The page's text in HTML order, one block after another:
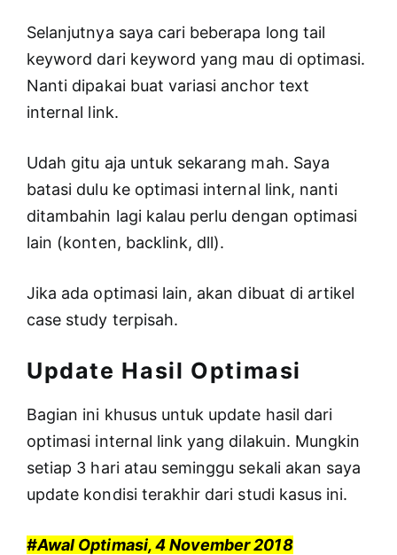
Selanjutnya saya cari beberapa long tail
keyword dari keyword yang mau di optimasi.
Nanti dipakai buat variasi anchor text
internal link.
Udah gitu aja untuk sekarang mah. Saya
batasi dulu ke optimasi internal link, nanti
ditambahin lagi kalau perlu dengan optimasi
lain (konten, backlink, dll).
Jika ada optimasi lain, akan dibuat di artikel
case study terpisah.
Update Hasil Optimasi
Bagian ini khusus untuk update hasil dari
optimasi internal link yang dilakuin. Mungkin
setiap 3 hari atau seminggu sekali akan saya
update kondisi terakhir dari studi kasus ini.
#Awal Optimasi, 4 November 2018